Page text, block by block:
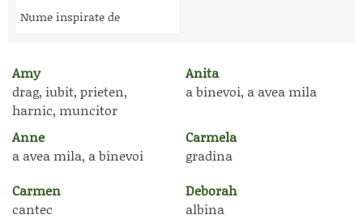
Nume inspirate de
Amy
drag, iubit, prieten,
harnic, muncitor
Anita
a binevoi, a avea mila
Anne
a avea mila, a binevoi
Carmela
gradina
Carmen
cantec
Deborah
albina